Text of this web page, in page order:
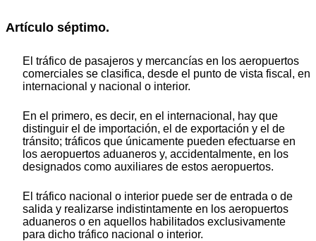
Artículo séptimo.
El tráfico de pasajeros y mercancías en los aeropuertos
comerciales se clasifica, desde el punto de vista fiscal, en
internacional y nacional o interior.
En el primero, es decir, en el internacional, hay que
distinguir el de importación, el de exportación y el de
tránsito; tráficos que únicamente pueden efectuarse en
los aeropuertos aduaneros y, accidentalmente, en los
designados como auxiliares de estos aeropuertos.
El tráfico nacional o interior puede ser de entrada o de
salida y realizarse indistintamente en los aeropuertos
aduaneros o en aquellos habilitados exclusivamente
para dicho tráfico nacional o interior.